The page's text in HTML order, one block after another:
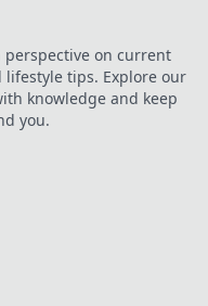
on current
tips. Explore our
knowledge and keep
you.